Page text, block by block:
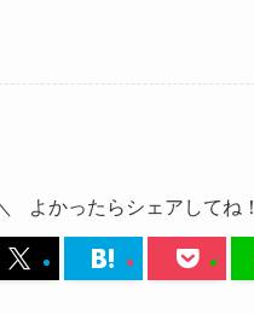
よかったらシェアしてね！